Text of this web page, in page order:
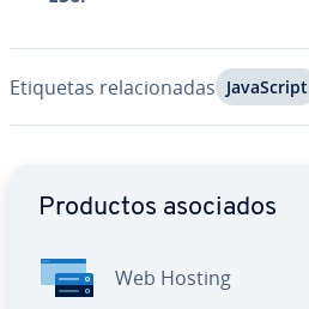
Etiquetas re­la­cio­na­das Ja­va­S­cri­pt
Productos asociados
Web Hosting